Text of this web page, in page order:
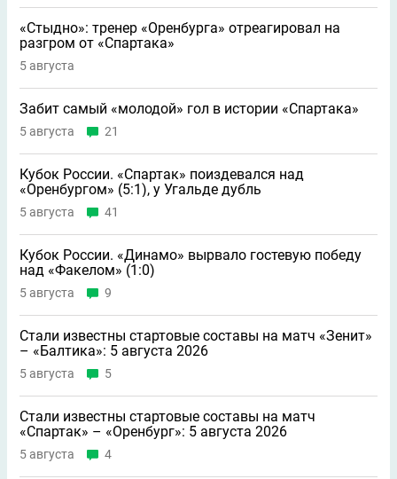
«Стыдно»: тренер «Оренбурга» отреагировал на
разгром от «Спартака»
5 августа
Забит самый «молодой» гол в истории «Спартака»
5 августа 21
Кубок России. «Спартак» поиздевался над
«Оренбургом» (5:1), у Угальде дубль
5 августа 41
Кубок России. «Динамо» вырвало гостевую победу
над «Факелом» (1:0)
5 августа 9
Стали известны стартовые составы на матч «Зенит»
– «Балтика»: 5 августа 2026
5 августа 5
Стали известны стартовые составы на матч
«Спартак» – «Оренбург»: 5 августа 2026
5 августа 4